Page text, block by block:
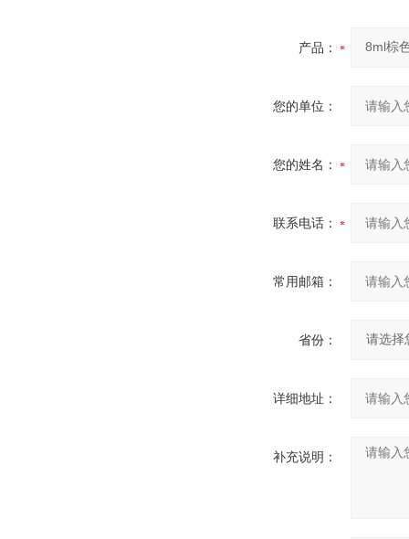
产品：
您的单位：
您的姓名：
联系电话：
常用邮箱：
省份：
详细地址：
补充说明：